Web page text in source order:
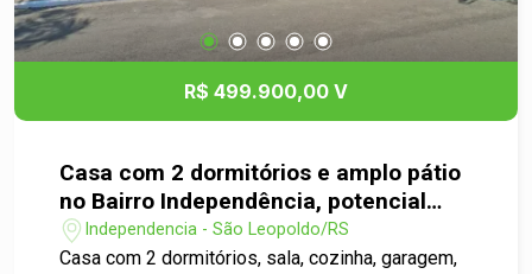
R$ 499.900,00 V
Casa com 2 dormitórios e amplo pátio
no Bairro Independência, potencial
para espaço gourmet e piscina
Independencia - São Leopoldo/RS
Casa com 2 dormitórios, sala, cozinha, garagem,